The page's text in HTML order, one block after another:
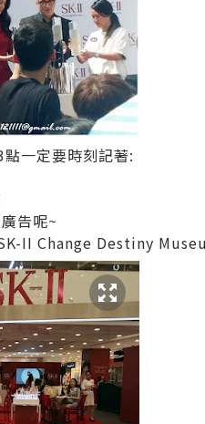
一定要時刻記著:
告呢~
II Change Destiny